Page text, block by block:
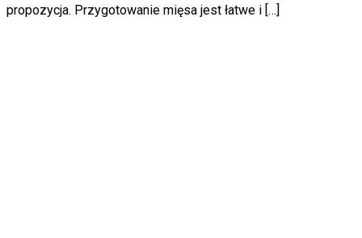
propozycja. Przygotowanie mięsa jest łatwe i […]